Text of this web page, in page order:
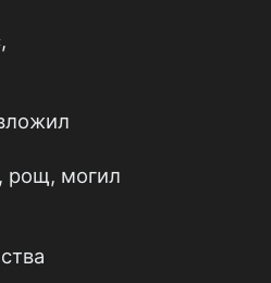
рощ, могил